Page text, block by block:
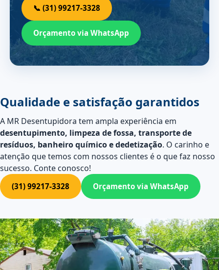
📞 (31) 99217-3328
Orçamento via WhatsApp
Qualidade e satisfação garantidos
A MR Desentupidora tem ampla experiência em
desentupimento, limpeza de fossa, transporte de
resíduos, banheiro químico e dedetização. O carinho e
atenção que temos com nossos clientes é o que faz nosso
sucesso. Conte conosco!
(31) 99217-3328 Orçamento via WhatsApp